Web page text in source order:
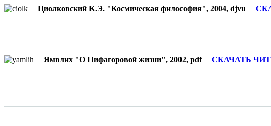
Циолковский К.Э. "Космическая философия", 2004, djvu
Ямвлих "О Пифагоровой жизни", 2002, pdf СКАЧАТЬ